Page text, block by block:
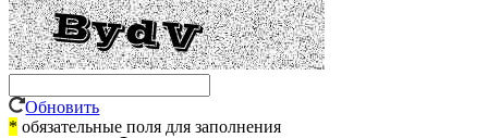
Обновить
* обязательные поля для заполнения